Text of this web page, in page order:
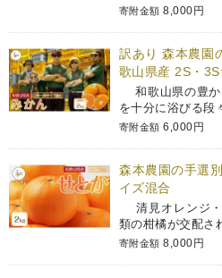
寄附金額 8,000円
訳あり 森本農園
歌山県産 2S・
和歌山県の豊か
を十分に浴びる
寄附金額 6,000円
森本農園の手選
イズ混合
清見オレンジ・
類の柑橘が交配さ
寄附金額 8,000円